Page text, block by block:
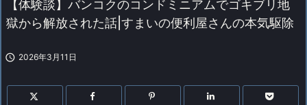
【体験談】バンコクのコンドミニアムでゴキブリ地
獄から解放された話|すまいの便利屋さんの本気駆除
 2026年3月11日